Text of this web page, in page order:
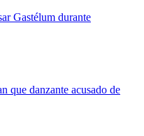
Gastélum durante
que danzante acusado de